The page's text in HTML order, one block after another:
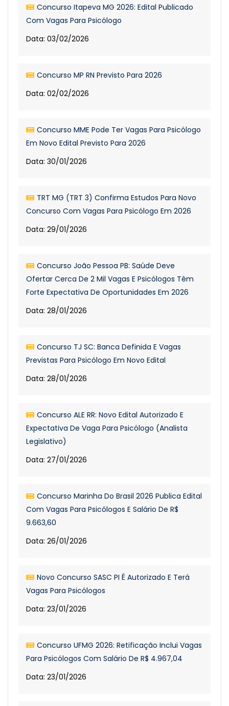
Concurso Itapeva MG 2026: Edital Publicado
Com Vagas Para Psicólogo
Data: 03/02/2026
Concurso MP RN Previsto Para 2026
Data: 02/02/2026
Concurso MME Pode Ter Vagas Para Psicólogo
Em Novo Edital Previsto Para 2026
Data: 30/01/2026
TRT MG (TRT 3) Confirma Estudos Para Novo
Concurso Com Vagas Para Psicólogo Em 2026
Data: 29/01/2026
Concurso João Pessoa PB: Saúde Deve
Ofertar Cerca De 2 Mil Vagas E Psicólogos Têm
Forte Expectativa De Oportunidades Em 2026
Data: 28/01/2026
Concurso TJ SC: Banca Definida E Vagas
Previstas Para Psicólogo Em Novo Edital
Data: 28/01/2026
Concurso ALE RR: Novo Edital Autorizado E
Expectativa De Vaga Para Psicólogo (Analista
Legislativo)
Data: 27/01/2026
Concurso Marinha Do Brasil 2026 Publica Edital
Com Vagas Para Psicólogos E Salário De R$
9.663,60
Data: 26/01/2026
Novo Concurso SASC PI É Autorizado E Terá
Vagas Para Psicólogos
Data: 23/01/2026
Concurso UFMG 2026: Retificação Inclui Vagas
Para Psicólogos Com Salário De R$ 4.967,04
Data: 23/01/2026